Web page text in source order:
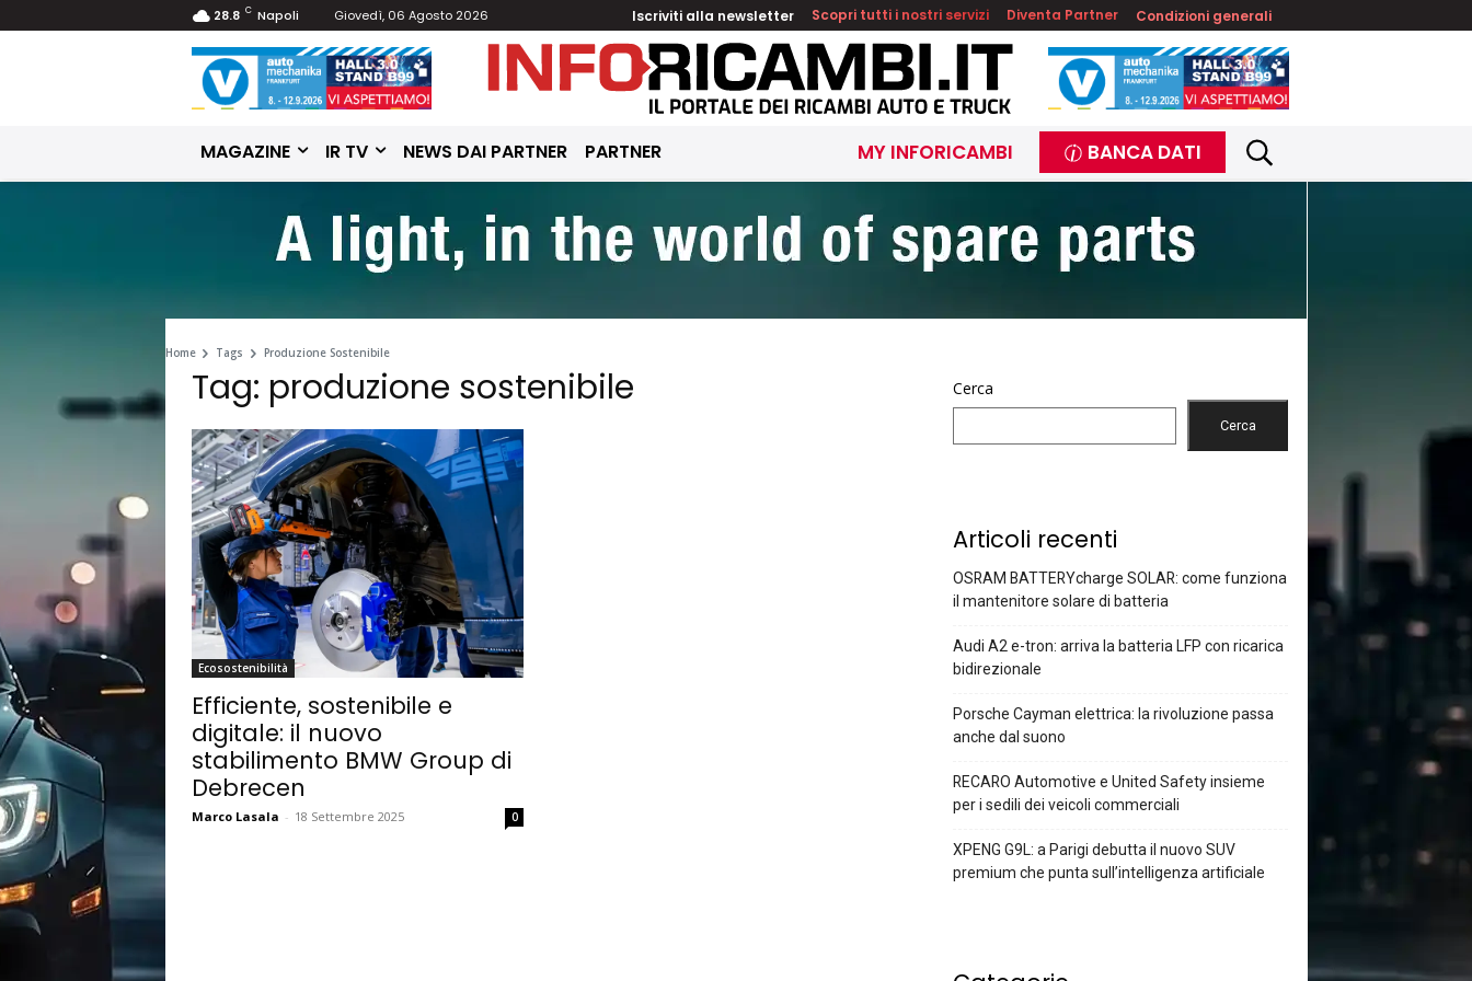
28.8 C Napoli Giovedì, 06 Agosto 2026 Iscriviti alla newsletter Scopri tutti i nostri servizi Diventa Partner Condizioni generali
MAGAZINE IR TV NEWS DAI PARTNER PARTNER MY INFORICAMBI BANCA DATI
Home Tags Produzione Sostenibile
Tag: produzione sostenibile
Ecosostenibilità
Efficiente, sostenibile e
digitale: il nuovo
stabilimento BMW Group di
Debrecen
Marco Lasala - 18 Settembre 2025 0
Cerca
Cerca
Articoli recenti
OSRAM BATTERYcharge SOLAR: come funziona
il mantenitore solare di batteria
Audi A2 e-tron: arriva la batteria LFP con ricarica
bidirezionale
Porsche Cayman elettrica: la rivoluzione passa
anche dal suono
RECARO Automotive e United Safety insieme
per i sedili dei veicoli commerciali
XPENG G9L: a Parigi debutta il nuovo SUV
premium che punta sull’intelligenza artificiale